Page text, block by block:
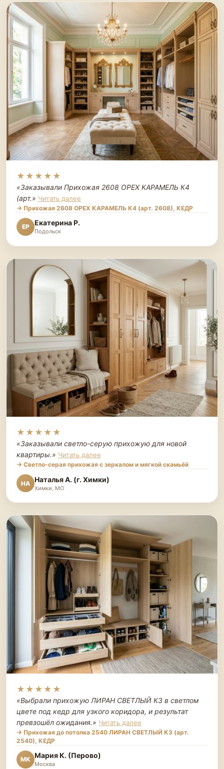
★★★★★
«Заказывали Прихожая 2608 ОРЕХ КАРАМЕЛЬ К4
(арт.» Читать далее
→ Прихожая 2608 ОРЕХ КАРАМЕЛЬ К4 (арт. 2608), КЕДР
ЕР Екатерина Р.
Подольск
★★★★★
«Заказывали светло-серую прихожую для новой
квартиры.» Читать далее
→ Светло-серая прихожая с зеркалом и мягкой скамьёй
НА Наталья А. (г. Химки)
Химки, МО
★★★★★
«Выбрали прихожую ЛИРАН СВЕТЛЫЙ К3 в светлом
цвете под кедр для узкого коридора, и результат
превзошёл ожидания.» Читать далее
→ Прихожая до потолка 2540 ЛИРАН СВЕТЛЫЙ К3 (арт.
2540), КЕДР
МК Мария К. (Перово)
Москва